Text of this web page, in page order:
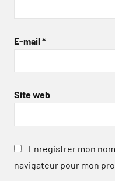
E-mail *
Site web
Enregistrer mon
navigateur pour mon